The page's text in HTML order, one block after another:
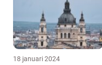
18 januari 2024